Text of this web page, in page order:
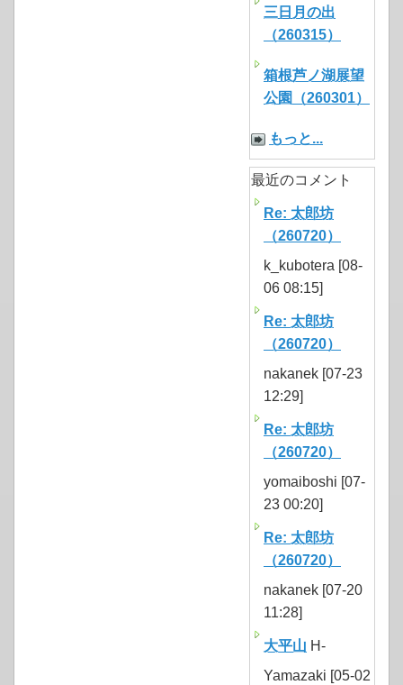
三日月の出
（260315）
箱根芦ノ湖展望
公園（260301）
もっと...
最近のコメント
Re: 太郎坊
（260720）
k_kubotera [08-
06 08:15]
Re: 太郎坊
（260720）
nakanek [07-23
12:29]
Re: 太郎坊
（260720）
yomaiboshi [07-
23 00:20]
Re: 太郎坊
（260720）
nakanek [07-20
11:28]
大平山 H-
Yamazaki [05-02